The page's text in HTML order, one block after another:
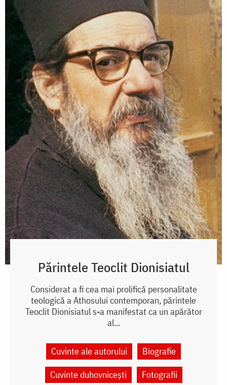
Părintele Teoclit Dionisiatul
Considerat a fi cea mai prolifică personalitate
teologică a Athosului contemporan, părintele
Teoclit Dionisiatul s-a manifestat ca un apărător
al...
Cuvinte ale autorului
Biografie
Cuvinte duhovnicești
Fotografii